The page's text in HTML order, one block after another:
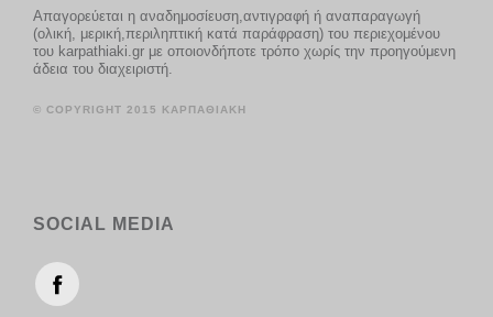
Απαγορεύεται η αναδημοσίευση,αντιγραφή ή αναπαραγωγή
(ολική, μερική,περιληπτική κατά παράφραση) του περιεχομένου
του karpathiaki.gr με οποιονδήποτε τρόπο χωρίς την προηγούμενη
άδεια του διαχειριστή.
© COPYRIGHT 2015 ΚΑΡΠΑΘΙΑΚΗ
SOCIAL MEDIA